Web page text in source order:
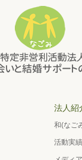
法人紹
和(なご
活動実